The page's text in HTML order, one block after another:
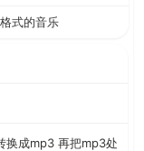
式的音乐
换成mp3 再把mp3处